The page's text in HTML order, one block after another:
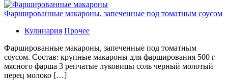
Фаршированные макароны, запеченные под томатным соусом
Кулинария Прочее
Фаршированные макароны, запеченные под томатным
соусом. Состав: крупные макароны для фарширования 500 г
мясного фарша 3 репчатые луковицы соль черный молотый
перец молоко […]